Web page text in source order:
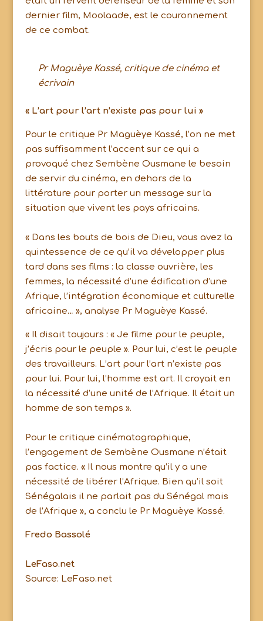
dernier film, Moolaade, est le couronnement
de ce combat.
Pr Maguèye Kassé, critique de cinéma et
écrivain
« L’art pour l’art n’existe pas pour lui »
Pour le critique Pr Maguèye Kassé, l’on ne met
pas suffisamment l’accent sur ce qui a
provoqué chez Sembène Ousmane le besoin
de servir du cinéma, en dehors de la
littérature pour porter un message sur la
situation que vivent les pays africains.
« Dans les bouts de bois de Dieu, vous avez la
quintessence de ce qu’il va développer plus
tard dans ses films : la classe ouvrière, les
femmes, la nécessité d’une édification d’une
Afrique, l’intégration économique et culturelle
africaine… », analyse Pr Maguèye Kassé.
« Il disait toujours : « Je filme pour le peuple,
j’écris pour le peuple ». Pour lui, c’est le peuple
des travailleurs. L’art pour l’art n’existe pas
pour lui. Pour lui, l’homme est art. Il croyait en
la nécessité d’une unité de l’Afrique. Il était un
homme de son temps ».
Pour le critique cinématographique,
l’engagement de Sembène Ousmane n’était
pas factice. « Il nous montre qu’il y a une
nécessité de libérer l’Afrique. Bien qu’il soit
Sénégalais il ne parlait pas du Sénégal mais
de l’Afrique », a conclu le Pr Maguèye Kassé.
Fredo Bassolé
LeFaso.net
Source: LeFaso.net